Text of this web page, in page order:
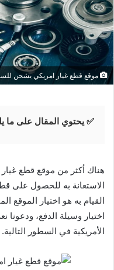
موقع قطع غيار امريكي يشحن
✅ يحتوي المقال على ما
هناك أكثر من موقع قطع
الاستعانة به للحصول على
القيام به هو اختيار الموقع
اختيار وسيلة الدفع،
الأمريكية في السطور التالية.